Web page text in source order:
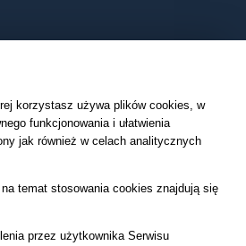
Inżynier Kontraktu, Inżynier
Inwestor Zastępczy.
korzystasz używa plików cookies, w
funkcjonowania i ułatwienia
jak również w celach analitycznych
temat stosowania cookies znajdują się
przez użytkownika Serwisu